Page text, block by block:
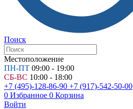
Поиск
Местоположение
ПН-ПТ 09:00 - 19:00
СБ-ВС 10:00 - 18:00
+7 (495)-128-86-90 +7 (917)-542-50-00
0 Избранное 0 Корзина
Войти